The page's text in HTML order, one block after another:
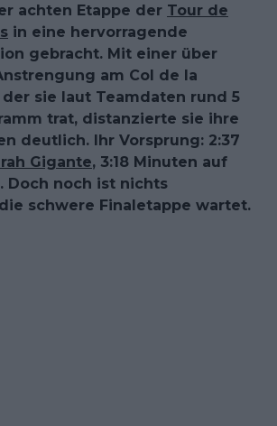
achten Etappe der Tour de
in eine hervorragende
gebracht. Mit einer über
am Col de la
sie laut Teamdaten rund 5
trat, distanzierte sie ihre
deutlich. Ihr Vorsprung: 2:37
Gigante, 3:18 Minuten auf
. Doch noch ist nichts
schwere Finaletappe wartet.